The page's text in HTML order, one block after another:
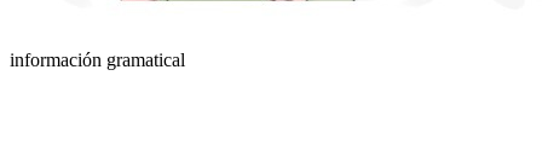
información gramatical